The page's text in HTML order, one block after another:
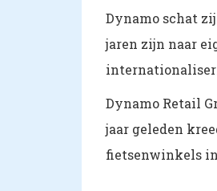
Dynamo schat
jaren zijn naar
Dynamo Retail
jaar geleden
fietsenwinkels